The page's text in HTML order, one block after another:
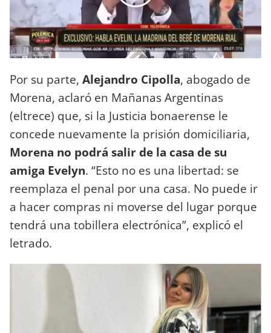
Por su parte, Alejandro Cipolla, abogado de
Morena, aclaró en Mañanas Argentinas
(eltrece) que, si la Justicia bonaerense le
concede nuevamente la prisión domiciliaria,
Morena no podrá salir de la casa de su
amiga Evelyn. “Esto no es una libertad: se
reemplaza el penal por una casa. No puede ir
a hacer compras ni moverse del lugar porque
tendrá una tobillera electrónica”, explicó el
letrado.